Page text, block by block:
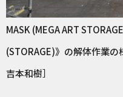
MASK (MEGA ART
(STORAGE)》の解体作業
吉本和樹］